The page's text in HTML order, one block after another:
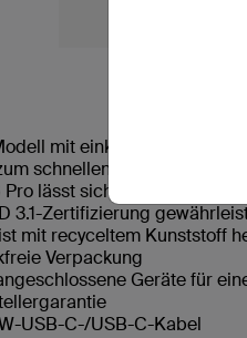
mit einklappbaren
schnellen Laden eines
Pro lässt sich mit der
3.1-Zertifizierung
mit recyceltem Kunststoff
Verpackung
Geräte für
USB-C-/USB-C-Kabel